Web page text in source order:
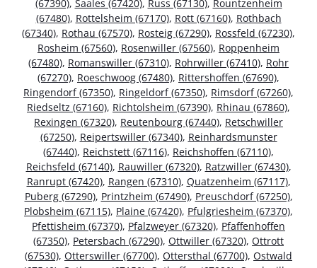
(67390), Saales (67420), Russ (67130), Rountzenheim
(67480), Rottelsheim (67170), Rott (67160), Rothbach
(67340), Rothau (67570), Rosteig (67290), Rossfeld (67230),
Rosheim (67560), Rosenwiller (67560), Roppenheim
(67480), Romanswiller (67310), Rohrwiller (67410), Rohr
(67270), Roeschwoog (67480), Rittershoffen (67690),
Ringendorf (67350), Ringeldorf (67350), Rimsdorf (67260),
Riedseltz (67160), Richtolsheim (67390), Rhinau (67860),
Rexingen (67320), Reutenbourg (67440), Retschwiller
(67250), Reipertswiller (67340), Reinhardsmunster
(67440), Reichstett (67116), Reichshoffen (67110),
Reichsfeld (67140), Rauwiller (67320), Ratzwiller (67430),
Ranrupt (67420), Rangen (67310), Quatzenheim (67117),
Puberg (67290), Printzheim (67490), Preuschdorf (67250),
Plobsheim (67115), Plaine (67420), Pfulgriesheim (67370),
Pfettisheim (67370), Pfalzweyer (67320), Pfaffenhoffen
(67350), Petersbach (67290), Ottwiller (67320), Ottrott
(67530), Otterswiller (67700), Ottersthal (67700), Ostwald